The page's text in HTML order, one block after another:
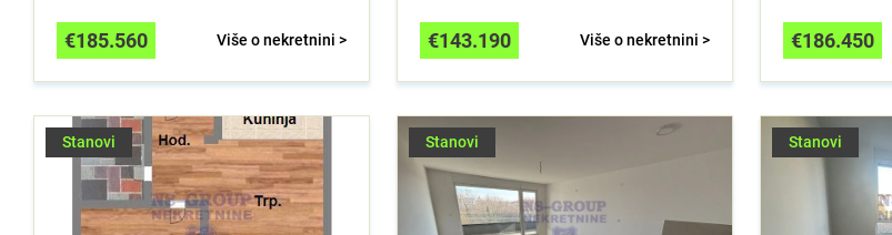
Više o nekretnini >
€185.560 Više o nekretnini >
€143.190 €186.450
Stanovi Stanovi Stanovi